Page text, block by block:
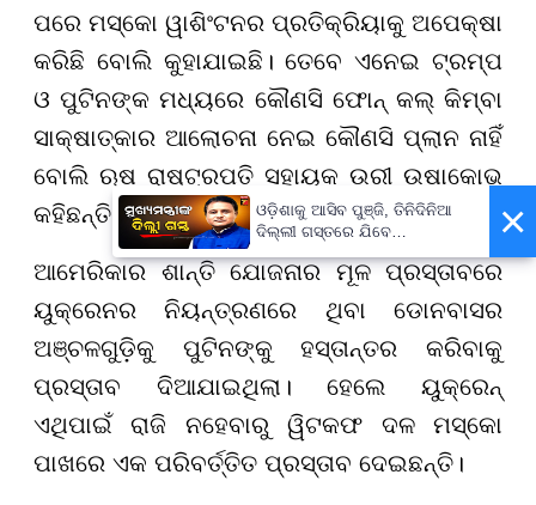
ପରେ ମସ୍କୋ ୱାଶିଂଟନର ପ୍ରତିକ୍ରିୟାକୁ ଅପେକ୍ଷା
କରିଛି ବୋଲି କୁହାଯାଇଛି। ତେବେ ଏନେଇ ଟ୍ରମ୍ପ
ଓ ପୁଟିନଙ୍କ ମଧ୍ୟରେ କୌଣସି ଫୋନ୍ କଲ୍ କିମ୍ବା
ସାକ୍ଷାତ୍କାର ଆଲୋଚନା ନେଇ କୌଣସି ପ୍ଲାନ ନାହିଁ
ବୋଲି ଋଷ ରାଷ୍ଟ୍ରପତି ସହାୟକ ଉରୀ ଉଷାକୋଭ
କହିଛନ୍ତି।
ଆମେରିକାର ଶାନ୍ତି ଯୋଜନାର ମୂଳ ପ୍ରସ୍ତାବରେ
ୟୁକ୍ରେନର ନିୟନ୍ତ୍ରଣରେ ଥିବା ଡୋନବାସର
ଅଞ୍ଚଳଗୁଡ଼ିକୁ ପୁଟିନଙ୍କୁ ହସ୍ତାନ୍ତର କରିବାକୁ
ପ୍ରସ୍ତାବ ଦିଆଯାଇଥିଲା। ହେଲେ ୟୁକ୍ରେନ୍
ଏଥିପାଇଁ ରାଜି ନହେବାରୁ ୱିଟକଫ ଦଳ ମସ୍କୋ
ପାଖରେ ଏକ ପରିବର୍ତ୍ତିତ ପ୍ରସ୍ତାବ ଦେଇଛନ୍ତି।
×
ଓଡ଼ିଶାକୁ ଆସିବ ପୁଞ୍ଜି, ତିନିଦିନିଆ
ଦିଲ୍ଲୀ ଗସ୍ତରେ ଯିବେ
ମୁଖ୍ୟମନ୍ତ୍ରୀ ମୋହନ ମାଝୀ